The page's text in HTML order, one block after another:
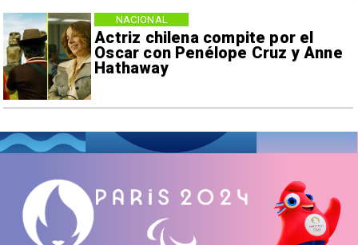
Actriz chilena compite por el
Oscar con Penélope Cruz y Anne
Hathaway
NACIONAL